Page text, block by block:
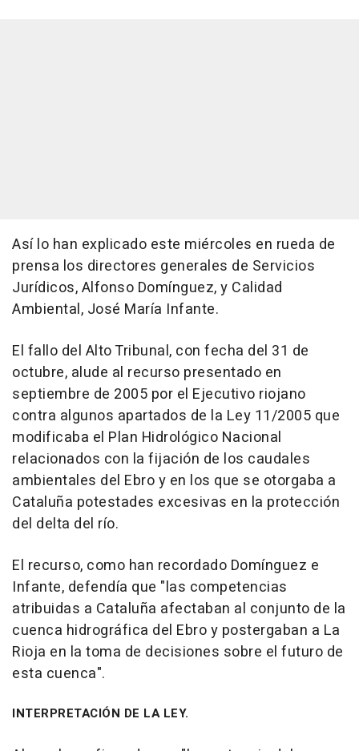
Así lo han explicado este miércoles en rueda de
prensa los directores generales de Servicios
Jurídicos, Alfonso Domínguez, y Calidad
Ambiental, José María Infante.
El fallo del Alto Tribunal, con fecha del 31 de
octubre, alude al recurso presentado en
septiembre de 2005 por el Ejecutivo riojano
contra algunos apartados de la Ley 11/2005 que
modificaba el Plan Hidrológico Nacional
relacionados con la fijación de los caudales
ambientales del Ebro y en los que se otorgaba a
Cataluña potestades excesivas en la protección
del delta del río.
El recurso, como han recordado Domínguez e
Infante, defendía que "las competencias
atribuidas a Cataluña afectaban al conjunto de la
cuenca hidrográfica del Ebro y postergaban a La
Rioja en la toma de decisiones sobre el futuro de
esta cuenca".
INTERPRETACIÓN DE LA LEY.